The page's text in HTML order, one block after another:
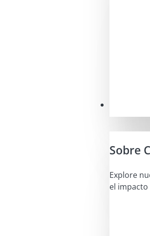
Sobre
Explore
el